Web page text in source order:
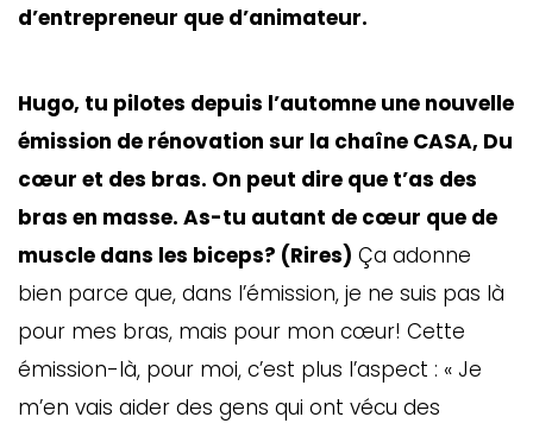
d’entrepreneur que d’animateur.
Hugo, tu pilotes depuis l’automne une nouvelle
émission de rénovation sur la chaîne CASA, Du
cœur et des bras. On peut dire que t’as des
bras en masse. As-tu autant de cœur que de
muscle dans les biceps? (Rires) Ça adonne
bien parce que, dans l’émission, je ne suis pas là
pour mes bras, mais pour mon cœur! Cette
émission-là, pour moi, c’est plus l’aspect : « Je
m’en vais aider des gens qui ont vécu des